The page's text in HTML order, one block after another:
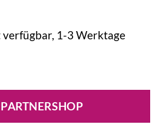
1-3 Werktage